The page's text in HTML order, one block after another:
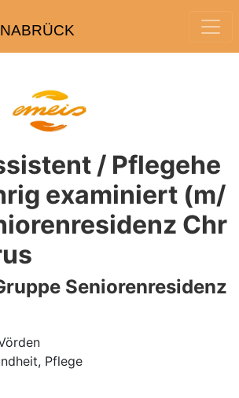
/ Pflegehe
examiniert (m/
Chr
Seniorenresidenz
Pflege